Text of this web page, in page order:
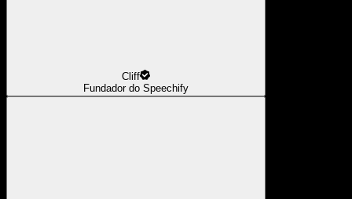
Cliff
Fundador do Speechify